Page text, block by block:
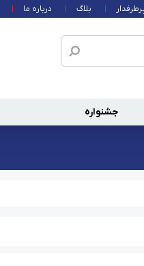
بلاگ درباره ما
جشنواره